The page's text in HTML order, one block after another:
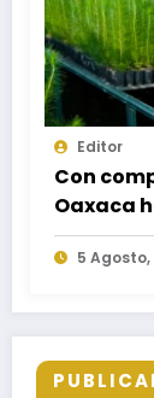
Editor
Con
Oaxaca
Nacional
5 Agosto,